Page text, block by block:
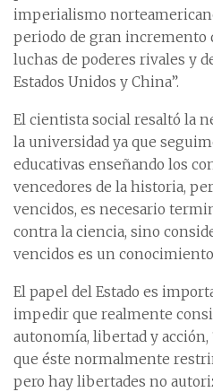
imperialismo
periodo de gran incremento
luchas de poderes rivales y
Estados Unidos y China”.
El cientista social resaltó la
la universidad ya que
educativas enseñando los
vencedores de la historia,
vencidos, es necesario
contra la ciencia, sino
vencidos es un
El papel del Estado es
impedir que realmente
autonomía, libertad y acción,
que éste normalmente
pero hay libertades no